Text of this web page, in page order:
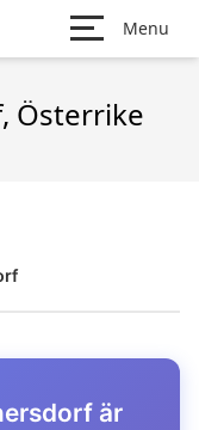
Menu
Österrike
är